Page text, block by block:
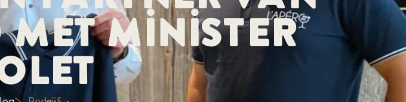
met minister